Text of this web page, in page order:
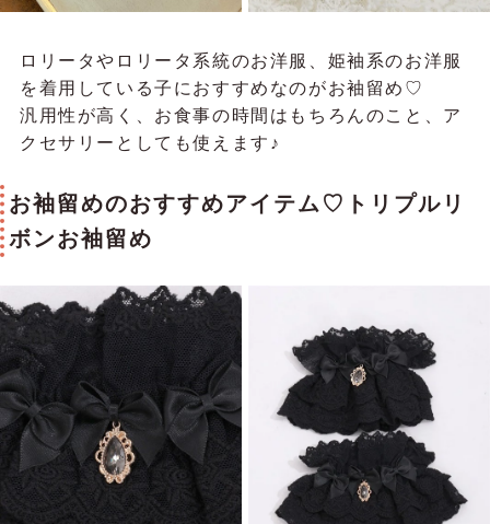
ロリータやロリータ系統のお洋服、姫袖系のお洋服
を着用している子におすすめなのがお袖留め♡
汎用性が高く、お食事の時間はもちろんのこと、ア
クセサリーとしても使えます♪
お袖留めのおすすめアイテム♡トリプルリ
ボンお袖留め